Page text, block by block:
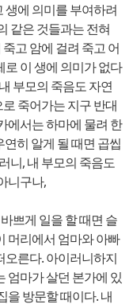
생에 의미를 부여하려
같은 것들과는 전혀
고 암에 걸려 죽고 어
이 생에 의미가 없다
부모의 죽음도 자연
죽어가는 지구 반대
에서는 하마에 물려 한
히 알게 될 때면 곱씹
니, 내 부모의 죽음도
니구나,
쁘게 일을 할 때면 슬
머리에서 엄마와 아빠
오른다. 아이러니하지
엄마가 살던 본가에 있
을 방문할 때이다. 내